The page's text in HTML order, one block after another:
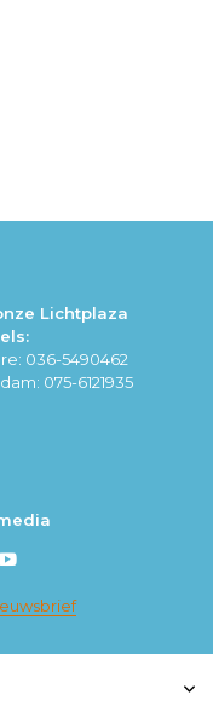
Lichtplaza
036-5490462
075-6121935